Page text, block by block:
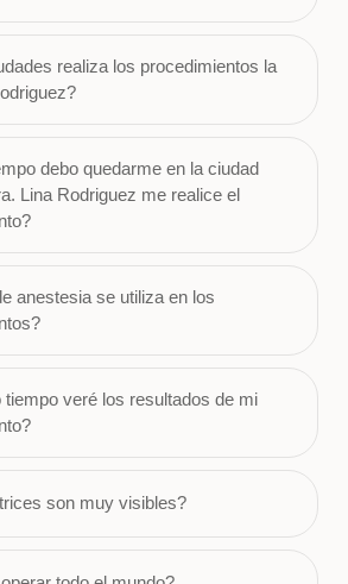
realiza los procedimientos la
debo quedarme en la ciudad
Lina Rodriguez me realice el
anestesia se utiliza en los
tiempo veré los resultados de mi
son muy visibles?